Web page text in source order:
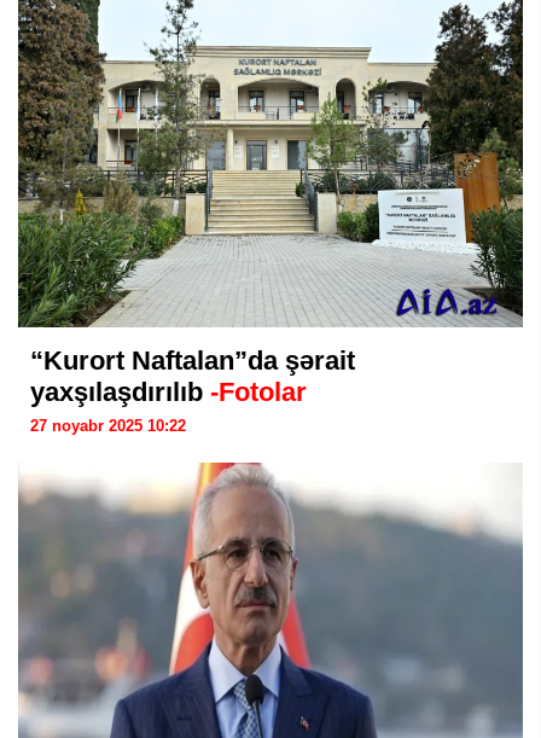
“Kurort Naftalan”da şərait
yaxşılaşdırılıb -Fotolar
27 noyabr 2025 10:22